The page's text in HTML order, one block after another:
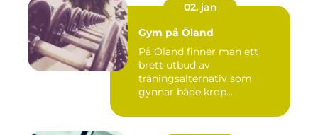
02. jan
Gym på Öland
På Öland finner man ett
brett utbud av
träningsalternativ som
gynnar både krop...